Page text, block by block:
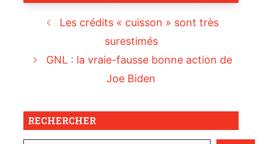
Les crédits « cuisson » sont très
surestimés
GNL : la vraie-fausse bonne action de
Joe Biden
RECHERCHER